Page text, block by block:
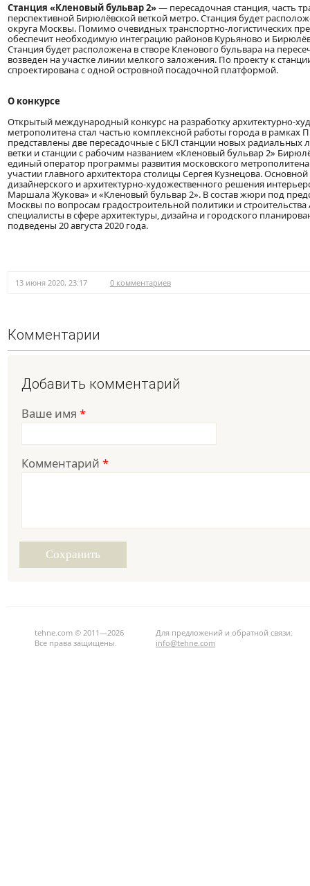
Станция «Кленовый бульвар 2»— пересадочная станция, часть
перспективной Бирюлёвской веткой метро. Станция будет
округа Москвы. Помимо очевидных транспортно-логистических
обеспечит необходимую интеграцию районов Курьяново и
Станция будет расположена в створе Кленового бульвара на
возведен на участке линии мелкого заложения. По проекту к
спроектирована с одной островной посадочной платформой.
О конкурсе
Открытый международный конкурс на разработку архитектурно-
метрополитена стал частью комплексной работы города в
представлены две пересадочные с БКЛ станции новых
ветки и станции с рабочим названием «Кленовый бульвар 2»
единый оператор программы развития московского
участии главного архитектора столицы Сергея Кузнецова.
дизайнерского и архитектурно-художественного решения
Маршала Жукова» и «Кленовый бульвар 2». В состав жюри под
Москвы по вопросам градостроительной политики и
специалисты в сфере архитектуры, дизайна и городского
подведены 20 августа 2020 года.
13 июня 2020, 23:17 0 комментариев
Комментарии
Добавить комментарий
Ваше имя *
Комментарий *
tehne.com © 2011—2026
Все права защищены.
Для предложений и обратной связи:
info@tehne.com